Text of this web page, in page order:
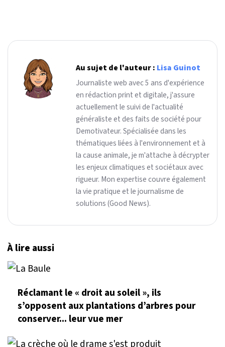
Au sujet de l'auteur : Lisa Guinot
Journaliste web avec 5 ans d'expérience
en rédaction print et digitale, j'assure
actuellement le suivi de l'actualité
généraliste et des faits de société pour
Demotivateur. Spécialisée dans les
thématiques liées à l'environnement et à
la cause animale, je m'attache à décrypter
les enjeux climatiques et sociétaux avec
rigueur. Mon expertise couvre également
la vie pratique et le journalisme de
solutions (Good News).
À lire aussi
Réclamant le « droit au soleil », ils
s’opposent aux plantations d’arbres pour
conserver... leur vue mer